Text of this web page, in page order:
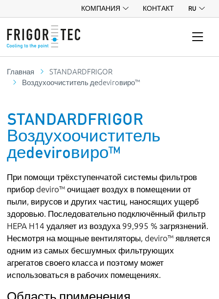
КОМПАНИЯ КОНТАКТ RU
Главная
STANDARDFRIGOR
Воздухоочиститель деdeviroвиро™
STANDARDFRIGOR
Воздухоочиститель
деdeviroвиро™
При помощи трёхступенчатой системы фильтров
прибор deviro™ очищает воздух в помещении от
пыли, вирусов и других частиц, наносящих ущерб
здоровью. Последовательно подключённый фильтр
HEPA H14 удаляет из воздуха 99,995 % загрязнений.
Несмотря на мощные вентиляторы, deviro™ является
одним из самых бесшумных фильтрующих
агрегатов своего класса и поэтому может
использоваться в рабочих помещениях.